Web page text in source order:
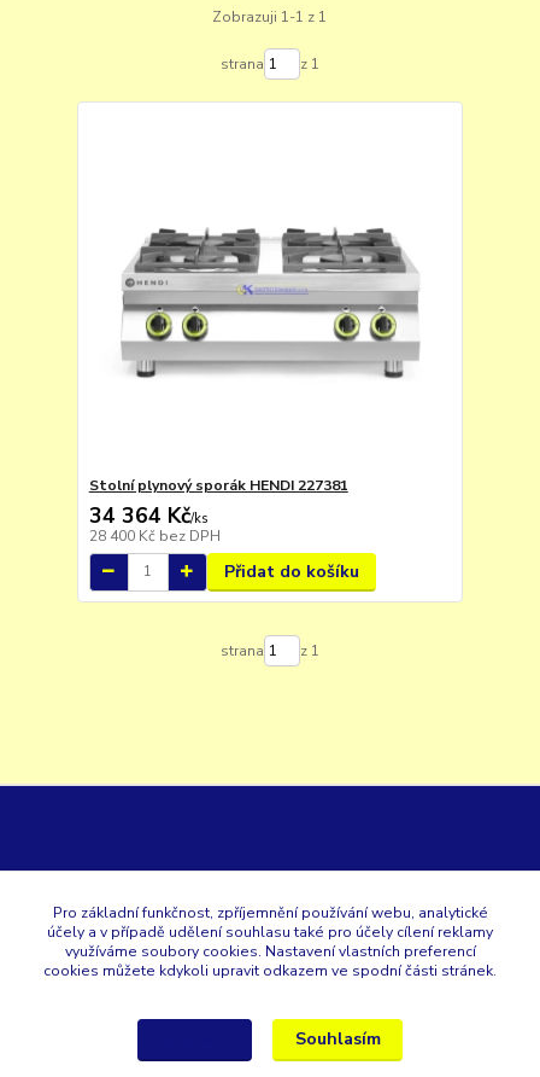
Zobrazuji 1-1 z 1
strana z 1
Stolní plynový sporák HENDI 227381
34 364 Kč/ks
28 400 Kč bez DPH
Přidat do košíku
strana z 1
+420 353 567 257
Pro základní funkčnost, zpříjemnění používání webu, analytické
účely a v případě udělení souhlasu také pro účely cílení reklamy
využíváme soubory cookies. Nastavení vlastních preferencí
cookies můžete kdykoli upravit odkazem ve spodní části stránek.
Souhlasím